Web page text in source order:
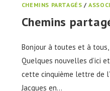
CHEMINS PARTAGÉS /
Chemins
Bonjour à toutes et à
Quelques nouvelles d’ici
cette cinquième lettre de
Jacques en…